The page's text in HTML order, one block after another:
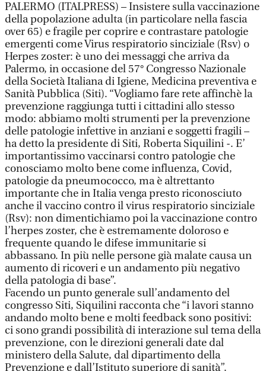
PALERMO (ITALPRESS) – Insistere sulla vaccinazione
della popolazione adulta (in particolare nella fascia
over 65) e fragile per coprire e contrastare patologie
emergenti come Virus respiratorio sinciziale (Rsv) o
Herpes zoster: è uno dei messaggi che arriva da
Palermo, in occasione del 57° Congresso Nazionale
della Società Italiana di Igiene, Medicina preventiva e
Sanità Pubblica (Siti). “Vogliamo fare rete affinchè la
prevenzione raggiunga tutti i cittadini allo stesso
modo: abbiamo molti strumenti per la prevenzione
delle patologie infettive in anziani e soggetti fragili –
ha detto la presidente di Siti, Roberta Siquilini -. E’
importantissimo vaccinarsi contro patologie che
conosciamo molto bene come influenza, Covid,
patologie da pneumococco, ma è altrettanto
importante che in Italia venga presto riconosciuto
anche il vaccino contro il virus respiratorio sinciziale
(Rsv): non dimentichiamo poi la vaccinazione contro
l’herpes zoster, che è estremamente doloroso e
frequente quando le difese immunitarie si
abbassano. In più nelle persone già malate causa un
aumento di ricoveri e un andamento più negativo
della patologia di base”.
Facendo un punto generale sull’andamento del
congresso Siti, Siquilini racconta che “i lavori stanno
andando molto bene e molti feedback sono positivi:
ci sono grandi possibilità di interazione sul tema della
prevenzione, con le direzioni generali date dal
ministero della Salute, dal dipartimento della
Prevenzione e dall’Istituto superiore di sanità”.